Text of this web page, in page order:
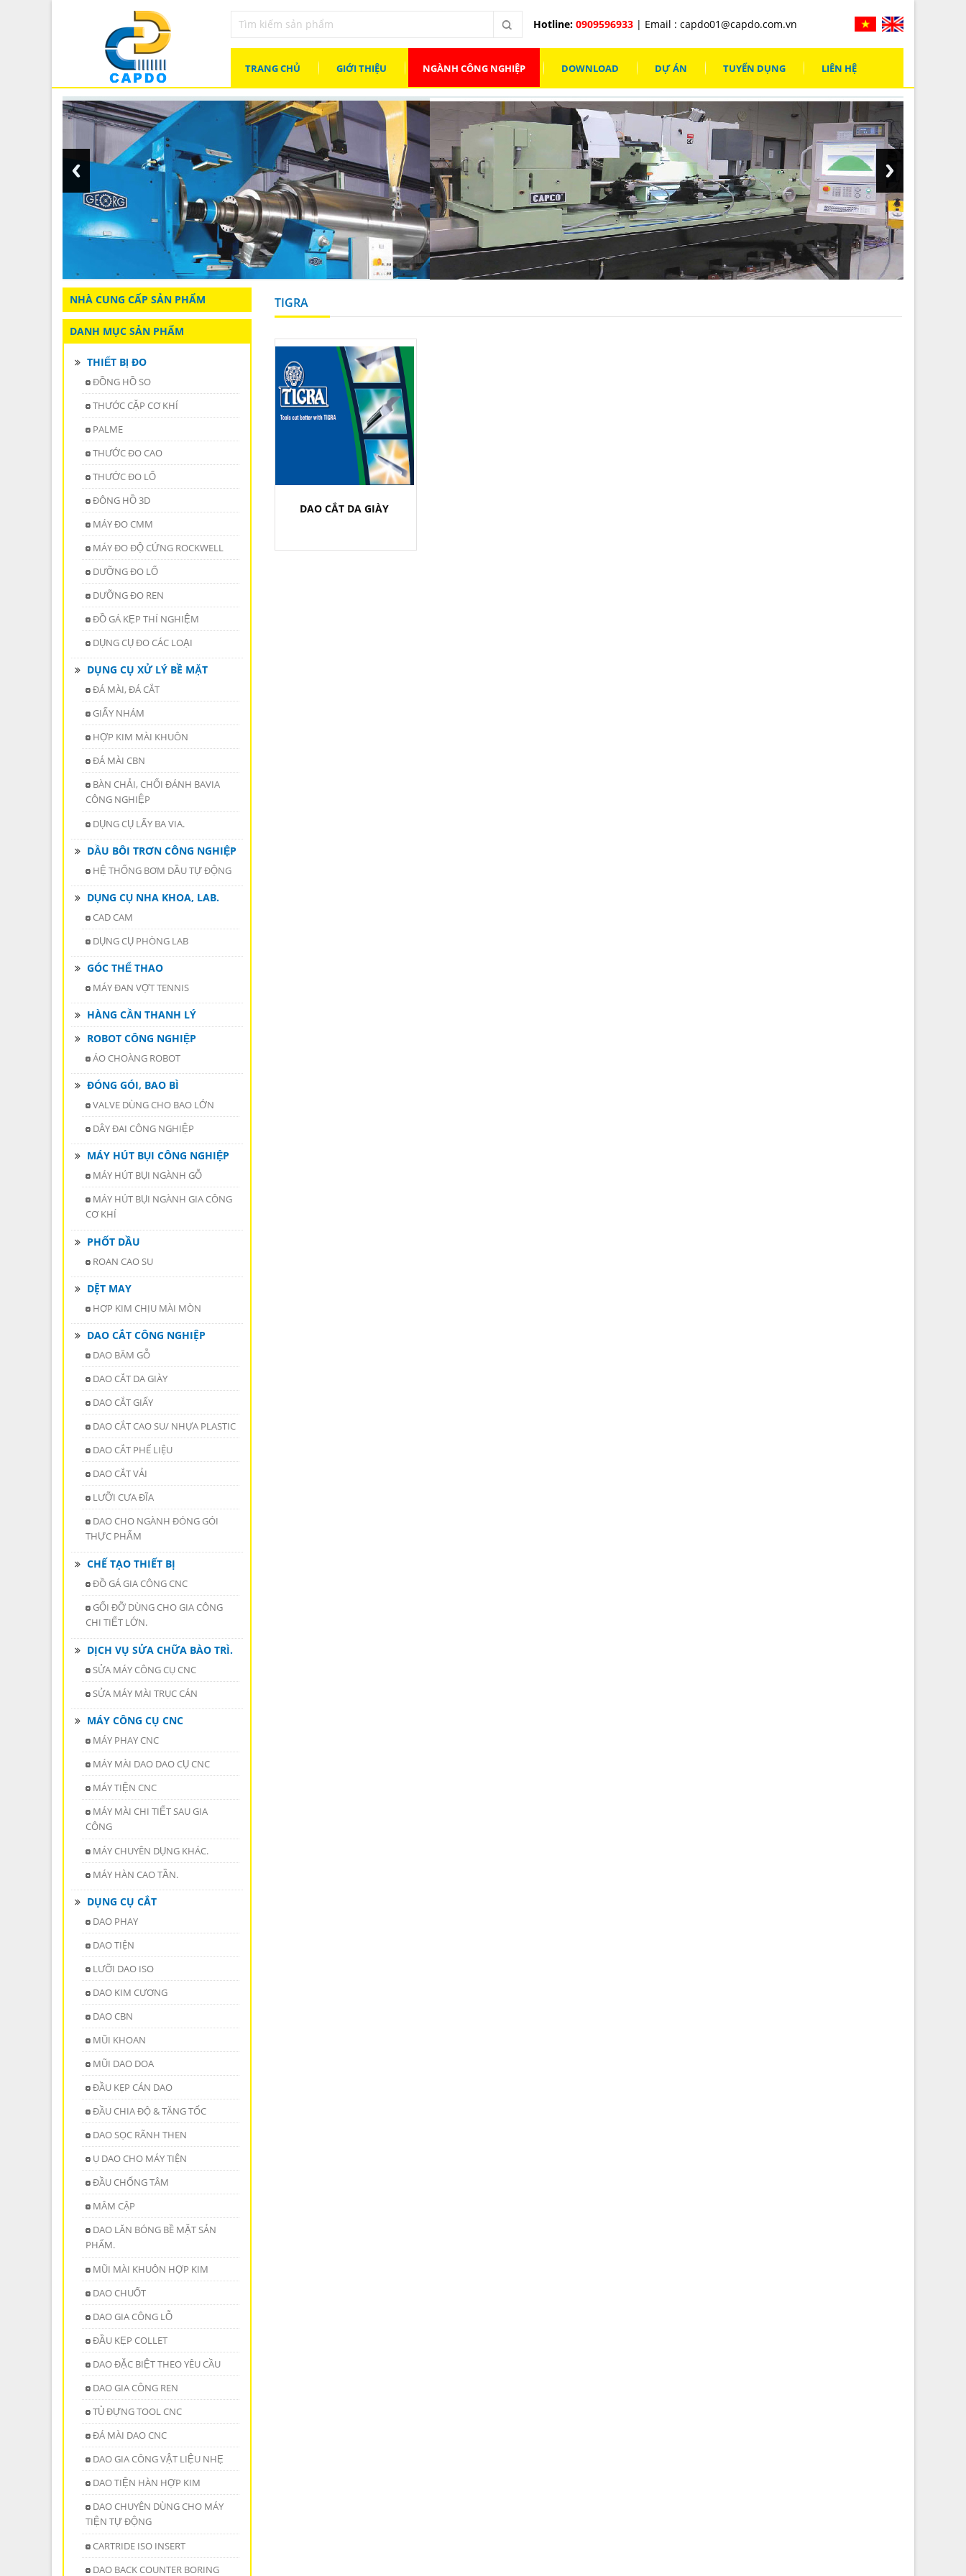
Hotline:0909596933 | Email :capdo01@capdo.com.vn
TRANG CHỦ GIỚI THIỆU NGÀNH CÔNG NGHIỆP DOWNLOAD DỰ ÁN TUYỂN DỤNG LIÊN HỆ
NHÀ CUNG CẤP SẢN PHẨM
DANH MỤC SẢN PHẨM
THIẾT BỊ ĐO
ĐỒNG HỒ SO
THƯỚC CẶP CƠ KHÍ
PALME
THƯỚC ĐO CAO
THƯỚC ĐO LỔ
ĐÔNG HỒ 3D
MÁY ĐO CMM
MÁY ĐO ĐỘ CỨNG ROCKWELL
DƯỠNG ĐO LỔ
DƯỠNG ĐO REN
ĐỒ GÁ KẸP THÍ NGHIỆM
DỤNG CỤ ĐO CÁC LOẠI
DỤNG CỤ XỬ LÝ BỀ MẶT
ĐÁ MÀI, ĐÁ CẮT
GIẤY NHÁM
HỢP KIM MÀI KHUÔN
ĐÁ MÀI CBN
BÀN CHẢI, CHỔI ĐÁNH BAVIA
CÔNG NGHIỆP
DỤNG CỤ LẤY BA VIA.
DẦU BÔI TRƠN CÔNG NGHIỆP
HỆ THỐNG BƠM DẦU TỰ ĐỘNG
DỤNG CỤ NHA KHOA, LAB.
CAD CAM
DỤNG CỤ PHÒNG LAB
GÓC THỂ THAO
MÁY ĐAN VỢT TENNIS
HÀNG CẦN THANH LÝ
ROBOT CÔNG NGHIỆP
ÁO CHOÀNG ROBOT
ĐÓNG GÓI, BAO BÌ
VALVE DÙNG CHO BAO LỚN
DÂY ĐAI CÔNG NGHIỆP
MÁY HÚT BỤI CÔNG NGHIỆP
MÁY HÚT BỤI NGÀNH GỖ
MÁY HÚT BỤI NGÀNH GIA CÔNG
CƠ KHÍ
PHỐT DẦU
ROAN CAO SU
DỆT MAY
HỢP KIM CHỊU MÀI MÒN
DAO CẮT CÔNG NGHIỆP
DAO BĂM GỖ
DAO CẮT DA GIÀY
DAO CẮT GIẤY
DAO CẮT CAO SU/ NHỰA PLASTIC
DAO CẮT PHẾ LIỆU
DAO CẮT VẢI
LƯỠI CƯA ĐĨA
DAO CHO NGÀNH ĐÓNG GÓI
THỰC PHẨM
CHẾ TẠO THIẾT BỊ
ĐỒ GÁ GIA CÔNG CNC
GỐI ĐỠ DÙNG CHO GIA CÔNG
CHI TIẾT LỚN.
DỊCH VỤ SỬA CHỮA BÀO TRÌ.
SỬA MÁY CÔNG CỤ CNC
SỬA MÁY MÀI TRỤC CÁN
MÁY CÔNG CỤ CNC
MÁY PHAY CNC
MÁY MÀI DAO DAO CỤ CNC
MÁY TIỆN CNC
MÁY MÀI CHI TIẾT SAU GIA
CÔNG
MÁY CHUYÊN DỤNG KHÁC.
MÁY HÀN CAO TẦN.
DỤNG CỤ CẮT
DAO PHAY
DAO TIỆN
LƯỠI DAO ISO
DAO KIM CƯƠNG
DAO CBN
MŨI KHOAN
MŨI DAO DOA
ĐẦU KẸP CÁN DAO
ĐẦU CHIA ĐỘ & TĂNG TỐC
DAO SỌC RÃNH THEN
Ụ DAO CHO MÁY TIỆN
ĐẦU CHỐNG TÂM
MÂM CẬP
DAO LĂN BÓNG BỀ MẶT SẢN
PHẨM.
MŨI MÀI KHUÔN HỢP KIM
DAO CHUỐT
DAO GIA CÔNG LỖ
ĐẦU KẸP COLLET
DAO ĐẶC BIỆT THEO YÊU CẦU
DAO GIA CÔNG REN
TỦ ĐỰNG TOOL CNC
ĐÁ MÀI DAO CNC
DAO GIA CÔNG VẬT LIỆU NHẸ
DAO TIỆN HÀN HỢP KIM
DAO CHUYÊN DÙNG CHO MÁY
TIỆN TỰ ĐỘNG
CARTRIDE ISO INSERT
DAO BACK COUNTER BORING
TIGRA
DAO CẮT DA GIÀY